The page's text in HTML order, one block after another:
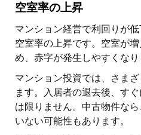
空室率の上昇
マンション経営で利回りが低
空室率の上昇です。空室が
め、赤字が発生しやすくなり
マンション投資では、さま
ます。入居者の退去後、す
は限りません。中古物件な
いない可能性もあります。